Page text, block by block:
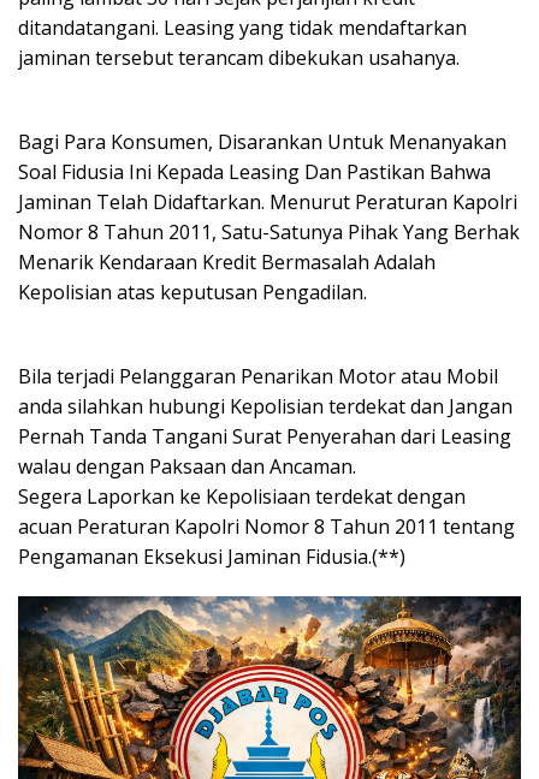
ditandatangani. Leasing yang tidak mendaftarkan
jaminan tersebut terancam dibekukan usahanya.
Bagi Para Konsumen, Disarankan Untuk Menanyakan
Soal Fidusia Ini Kepada Leasing Dan Pastikan Bahwa
Jaminan Telah Didaftarkan. Menurut Peraturan Kapolri
Nomor 8 Tahun 2011, Satu-Satunya Pihak Yang Berhak
Menarik Kendaraan Kredit Bermasalah Adalah
Kepolisian atas keputusan Pengadilan.
Bila terjadi Pelanggaran Penarikan Motor atau Mobil
anda silahkan hubungi Kepolisian terdekat dan Jangan
Pernah Tanda Tangani Surat Penyerahan dari Leasing
walau dengan Paksaan dan Ancaman.
Segera Laporkan ke Kepolisiaan terdekat dengan
acuan Peraturan Kapolri Nomor 8 Tahun 2011 tentang
Pengamanan Eksekusi Jaminan Fidusia.(**)